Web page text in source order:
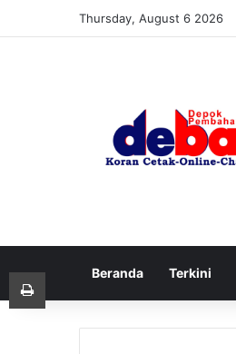
Thursday, August 6 2026
Beranda Terkini